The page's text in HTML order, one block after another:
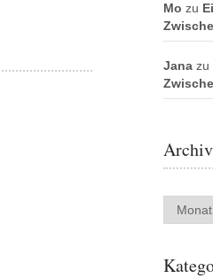
Mo zu
Jana zu
Archiv
Archiv